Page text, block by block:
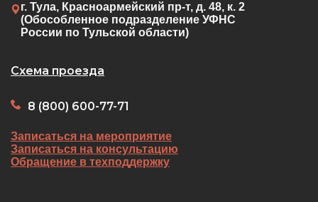
г. Тула, Красноармейский пр-т, д. 48, к. 2
(Обособленное подразделение УФНС
России по Тульской области)
Схема проезда
8 (800) 600-77-71
Записаться на мероприятие
Записаться на консультацию
Обращение в техподдержку